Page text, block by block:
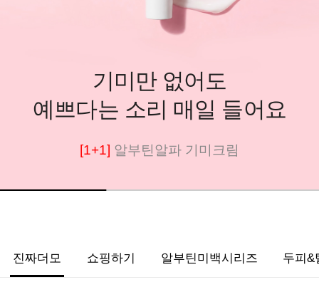
기미만 없어도
예쁘다는 소리 매일 들어요
[1+1] 알부틴알파 기미크림
진짜더모 쇼핑하기 알부틴미백시리즈 두피&